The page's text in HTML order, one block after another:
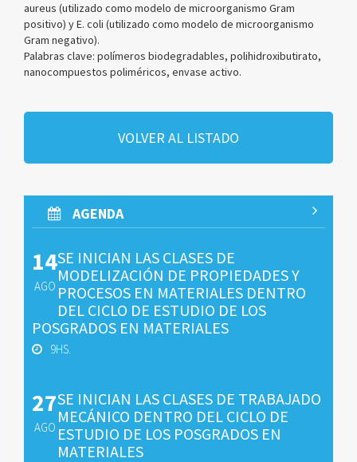
aureus (utilizado como modelo de microorganismo Gram
positivo) y E. coli (utilizado como modelo de microorganismo
Gram negativo).
Palabras clave: polímeros biodegradables, polihidroxibutirato,
nanocompuestos poliméricos, envase activo.
VOLVER AL LISTADO
AGENDA
14
AGO
SE INICIAN LAS CLASES DE
MODELIZACIÓN DE PROPIEDADES Y
PROCESOS EN MATERIALES DENTRO
DEL CICLO DE ESTUDIO DE LOS
POSGRADOS EN MATERIALES
9HS.
27
AGO
SE INICIAN LAS CLASES DE TRABAJADO
MECÁNICO DENTRO DEL CICLO DE
ESTUDIO DE LOS POSGRADOS EN
MATERIALES